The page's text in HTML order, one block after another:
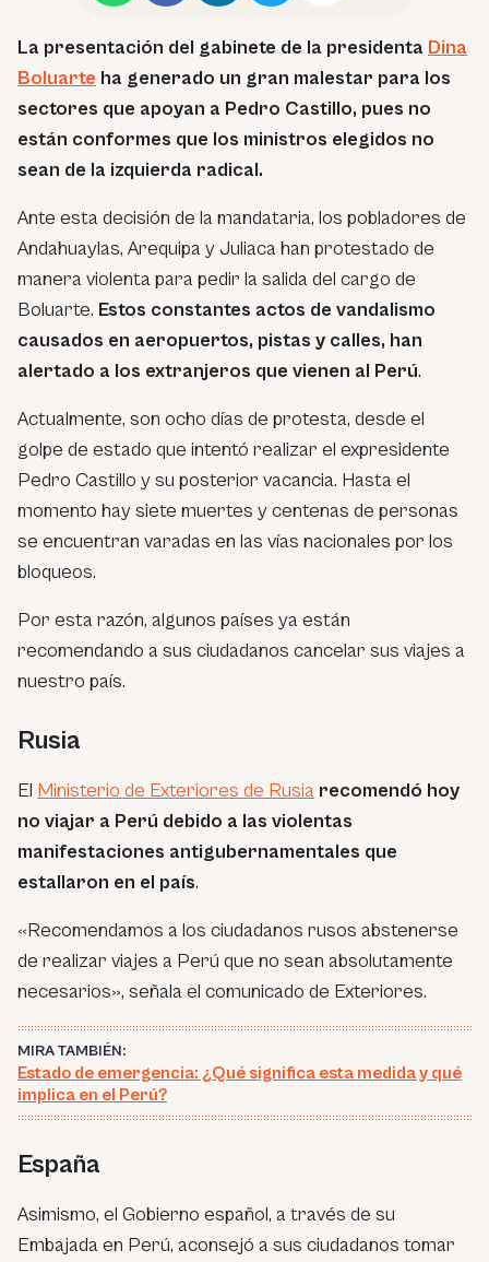
La presentación del gabinete de la presidenta Dina
Boluarte ha generado un gran malestar para los
sectores que apoyan a Pedro Castillo, pues no
están conformes que los ministros elegidos no
sean de la izquierda radical.
Ante esta decisión de la mandataria, los pobladores de
Andahuaylas, Arequipa y Juliaca han protestado de
manera violenta para pedir la salida del cargo de
Boluarte. Estos constantes actos de vandalismo
causados en aeropuertos, pistas y calles, han
alertado a los extranjeros que vienen al Perú.
Actualmente, son ocho días de protesta, desde el
golpe de estado que intentó realizar el expresidente
Pedro Castillo y su posterior vacancia. Hasta el
momento hay siete muertes y centenas de personas
se encuentran varadas en las vías nacionales por los
bloqueos.
Por esta razón, algunos países ya están
recomendando a sus ciudadanos cancelar sus viajes a
nuestro país.
Rusia
El Ministerio de Exteriores de Rusia recomendó hoy
no viajar a Perú debido a las violentas
manifestaciones antigubernamentales que
estallaron en el país.
«Recomendamos a los ciudadanos rusos abstenerse
de realizar viajes a Perú que no sean absolutamente
necesarios», señala el comunicado de Exteriores.
MIRA TAMBIÉN:
Estado de emergencia: ¿Qué significa esta medida y qué
implica en el Perú?
España
Asimismo, el Gobierno español, a través de su
Embajada en Perú, aconsejó a sus ciudadanos tomar